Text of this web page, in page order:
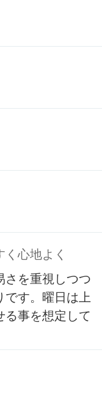
心地よく
さを重視しつつ
です。曜日は上
る事を想定して